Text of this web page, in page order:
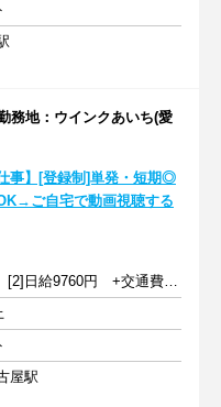
地：ウインクあいち(愛
事】[登録制]単発・短期◎
ご自宅で動画視聴する
[1]日給1万6623円 [2]日給9760円 +交通費規定支給
屋駅